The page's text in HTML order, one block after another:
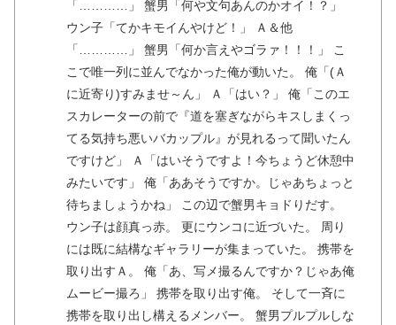
「…………」 蟹男「何や文句あんのかオイ！？」
ウン子「てかキモイんやけど！」 Ａ＆他
「…………」 蟹男「何か言えやゴラァ！！！」 こ
こで唯一列に並んでなかった俺が動いた。 俺「(Ａ
に近寄り)すみませ～ん」 Ａ「はい？」 俺「このエ
スカレーターの前で『道を塞ぎながらキスしまくっ
てる気持ち悪いバカップル』が見れるって聞いたん
ですけど」 Ａ「はいそうですよ！今ちょうど休憩中
みたいです」 俺「ああそうですか。じゃあちょっと
待ちましょうかね」 この辺で蟹男キョドりだす。
ウン子は顔真っ赤。 更にウンコに近づいた。 周り
には既に結構なギャラリーが集まっていた。 携帯を
取り出すＡ。 俺「あ、写メ撮るんですか？じゃあ俺
ムービー撮ろ」 携帯を取り出す俺。 そして一斉に
携帯を取り出し構えるメンバー。 蟹男プルプルしな